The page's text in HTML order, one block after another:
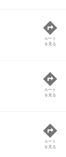
ルート
を見る
ルート
を見る
ルート
を見る